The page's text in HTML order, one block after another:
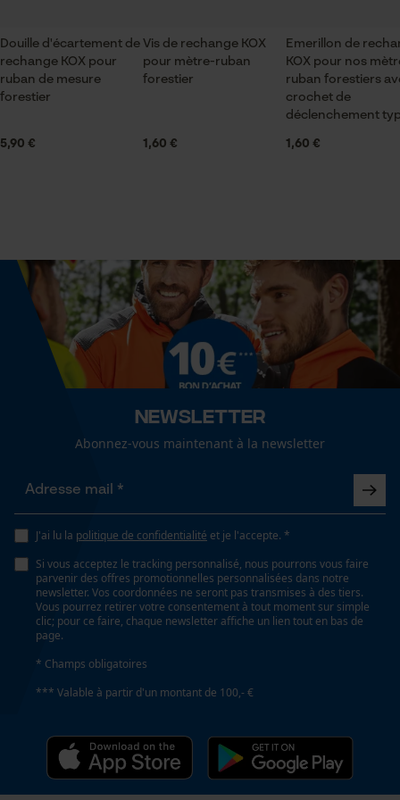
Spécifications techniques
Lubrification automatique de la chaîne
Non
Non
Coupe en biais
Remplacement de chaîne sans outil
Énergie & performance
Indicateur de capacité de la batterie
Non
Douille d'écartement de
rechange KOX pour
ruban de mesure
forestier
5,90 €
Vis de rechange KOX
pour mètre-ruban
forestier
1,60 €
Emerillon de
KOX pour nos
ruban forestiers
crochet de
déclenchement
1,60 €
Newsletter
Abonnez-vous maintenant à la newsletter
J'ai lu la politique de confidentialité et je l'accepte. *
Si vous acceptez le tracking personnalisé, nous pourrons vous faire
parvenir des offres promotionnelles personnalisées dans notre
newsletter. Vos coordonnées ne seront pas transmises à des tiers.
Vous pourrez retirer votre consentement à tout moment sur simple
clic; pour ce faire, chaque newsletter affiche un lien tout en bas de
page.
* Champs obligatoires
*** Valable à partir d'un montant de 100,- €
ID de session
Sauvegarder les préférences
pour traitement des données
Econda Analytics
Mouseflow Web Analytics Tool
Fact-Finder Tracking
Cookies de performance et de
fonctionnalité
Loop54 Personalization
Page d'accueil personnalisée
Panier sauvegardé
Salutation personnelle
Géo-IP et détection des
Vidéos YouTube
Google Maps